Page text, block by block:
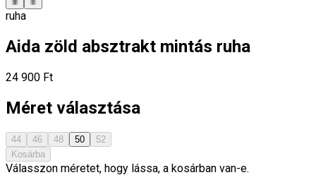
ruha
Aida zöld absztrakt mintás ruha
24 900 Ft
Méret választása
44 46 48 50
52
Kosárba
Válasszon méretet, hogy lássa, a kosárban van-e.